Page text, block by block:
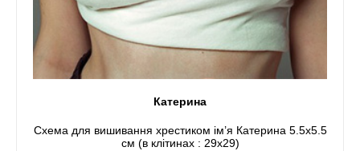
Катерина
Схема для вишивання хрестиком ім’я Катерина 5.5x5.5
см (в клітинах : 29x29)